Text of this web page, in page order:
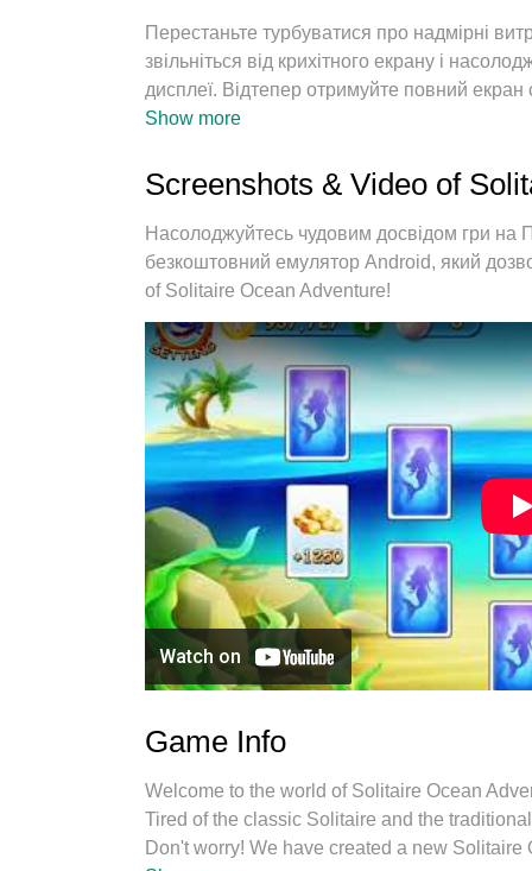
Перестаньте турбуватися про надмірні
звільніться від крихітного екрану і
дисплеї. Відтепер отримуйте повний
пропонує вам усі дивовижні функції, які
тривожних дзвінків. Новий MEmu 9 -
одночасно дозволяє відкрити 2 або
двигун може вивільнити весь потенціал
Show more
Screenshots & Video of
Насолоджуйтесь чудовим досвідом гри
безкоштовний емулятор Android, який
of Solitaire Ocean Adventure!
Game Info
Welcome to the world of Solitaire Ocean
Tired of the classic Solitaire and the
Don't worry! We have created a new